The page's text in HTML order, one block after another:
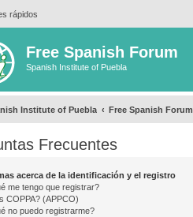
rápidos
Free Spanish Forum
Spanish Institute of Puebla
Institute of Puebla Free Spanish Forum
Frecuentes
acerca de la identificación y el registro
me tengo que registrar?
COPPA? (APPCO)
no puedo registrarme?